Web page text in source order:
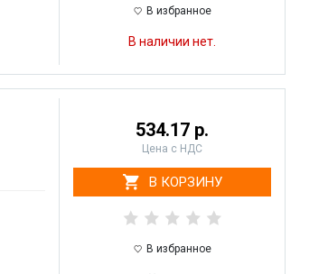
В избранное
В наличии нет.
534.17 р.
Цена с НДС
В КОРЗИНУ
В избранное